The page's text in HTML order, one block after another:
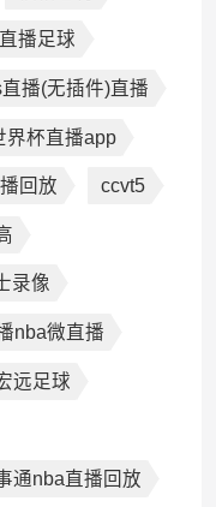
播足球
播(无插件)直播
界杯直播app
回放 ccvt5
录像
nba微直播
远足球
通nba直播回放